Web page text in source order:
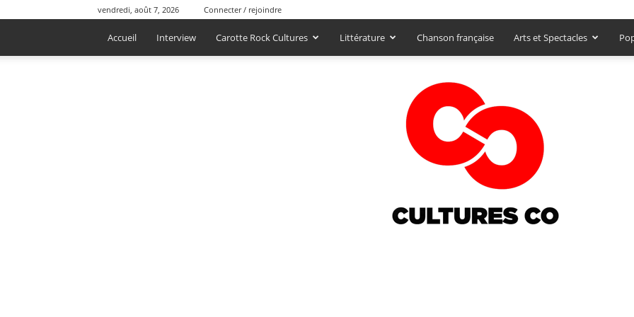
vendredi, août 7, 2026 Connecter / rejoindre
Accueil Interview Carotte Rock Cultures Littérature Chanson française Arts et Spectacles